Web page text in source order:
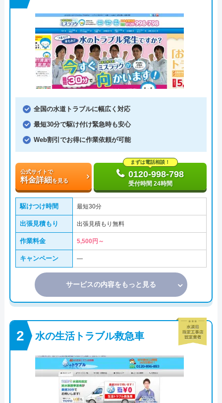
全国の水道トラブルに幅広く対応
最短30分で駆け付け緊急時も安心
Web割引でお得に作業依頼が可能
公式サイトで
料金詳細を見る
まずは電話相談！
0120-998-798
受付時間 24時間
駆けつけ時間 最短30分
出張見積もり 出張見積もり無料
作業料金 5,500円～
キャンペーン ―
サービスの内容をもっと見る
水の生活トラブル救急車